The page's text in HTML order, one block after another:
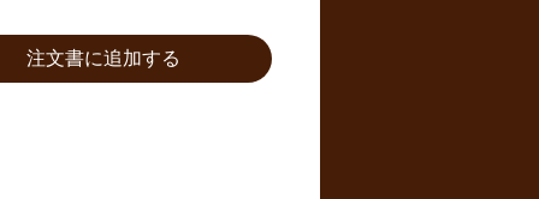
注文書に追加する